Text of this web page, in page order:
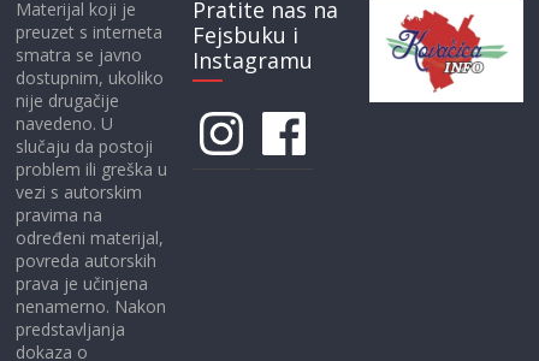
Materijal koji je
preuzet s interneta
smatra se javno
dostupnim, ukoliko
nije drugačije
navedeno. U
slučaju da postoji
problem ili greška u
vezi s autorskim
pravima na
određeni materijal,
povreda autorskih
prava je učinjena
nenamerno. Nakon
predstavljanja
dokaza o
Pratite nas na
Fejsbuku i
Instagramu
InstagramFacebook